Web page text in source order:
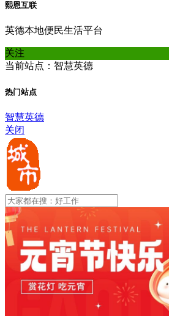
熙恩互联
英德本地便民生活平台
关注
当前站点：智慧英德
热门站点
智慧英德
关闭